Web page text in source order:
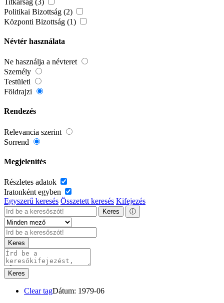
Politikai Bizottság (2)
Központi Bizottság (1)
Névtér használata
Ne használja a névteret
Személy
Testületi
Földrajzi
Rendezés
Relevancia szerint
Sorrend
Megjelenítés
Részletes adatok
Iratonként egyben
Egyszerű keresés Összetett keresés Kifejezés
Keres ⓘ
Keres
Keres
Clear tagDátum: 1979-06